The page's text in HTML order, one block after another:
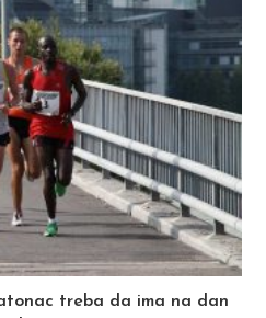
treba da ima na dan